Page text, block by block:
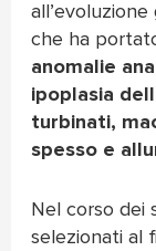
che ha
anomalie
ipoplasia
turbinati,
spesso e
Nel corso dei
selezionati al